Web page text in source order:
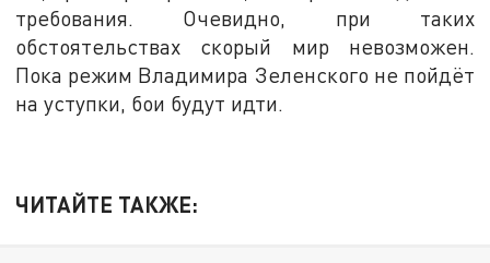
требования. Очевидно, при таких
обстоятельствах скорый мир невозможен.
Пока режим Владимира Зеленского не пойдёт
на уступки, бои будут идти.
ЧИТАЙТЕ ТАКЖЕ: